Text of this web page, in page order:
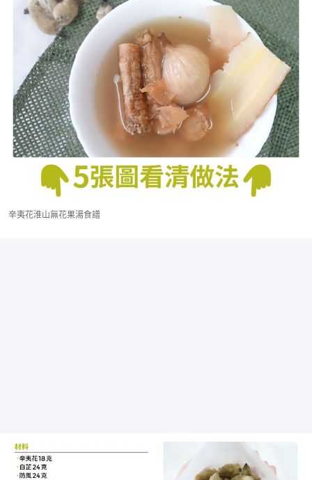
辛夷花淮山無花果湯食譜